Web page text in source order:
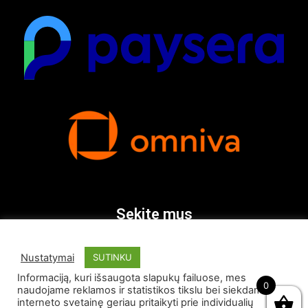
Sekite mus
Nustatymai SUTINKU
Informaciją, kuri išsaugota slapukų failuose, mes
naudojame reklamos ir statistikos tikslu bei siekdami
interneto svetainę geriau pritaikyti prie individualių
0